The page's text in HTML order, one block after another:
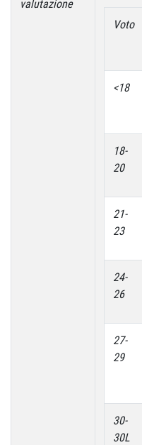
valutazione
Voto
<18
18-
20
21-
23
24-
26
27-
29
30-
30L